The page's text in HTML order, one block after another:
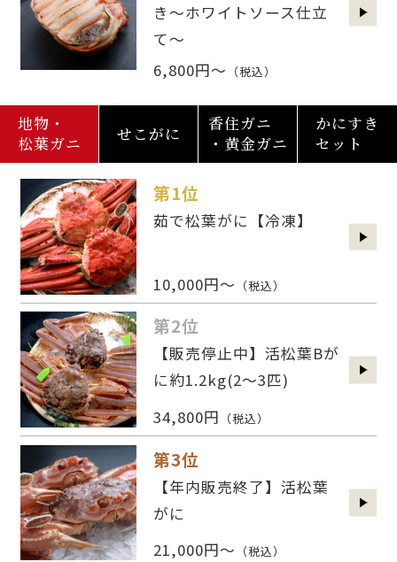
き～ホワイトソース仕立
て～
6,800円～ （税込）
地物・
松葉ガニ
せこがに
香住ガニ
・黄金ガニ
かにすき
セット
第1位
茹で松葉がに【冷凍】
10,000円～ （税込）
第2位
【販売停止中】活松葉Bが
に約1.2kg(2〜3匹)
34,800円 （税込）
第3位
【年内販売終了】活松葉
がに
21,000円～ （税込）